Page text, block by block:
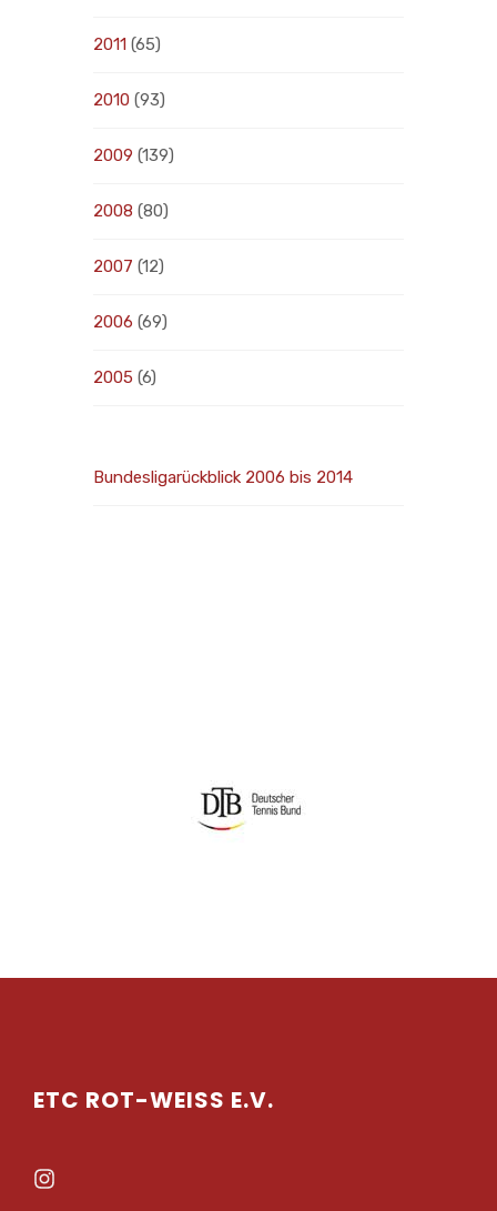
2011 (65)
2010 (93)
2009 (139)
2008 (80)
2007 (12)
2006 (69)
2005 (6)
Bundesligarückblick 2006 bis 2014
ETC ROT-WEISS E.V.